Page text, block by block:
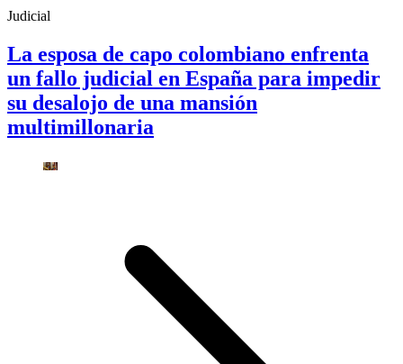
Judicial
La esposa de capo colombiano enfrenta
un fallo judicial en España para impedir
su desalojo de una mansión
multimillonaria